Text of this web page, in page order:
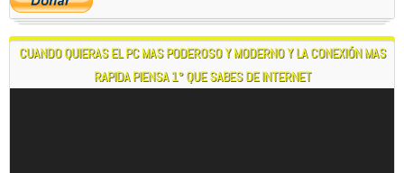
CUANDO QUIERAS EL PC MAS PODEROSO Y MODERNO Y LA CONEXIÓN MAS
RAPIDA PIENSA 1° QUE SABES DE INTERNET